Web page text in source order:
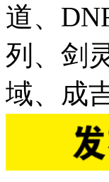
道、
列、剑
域、成